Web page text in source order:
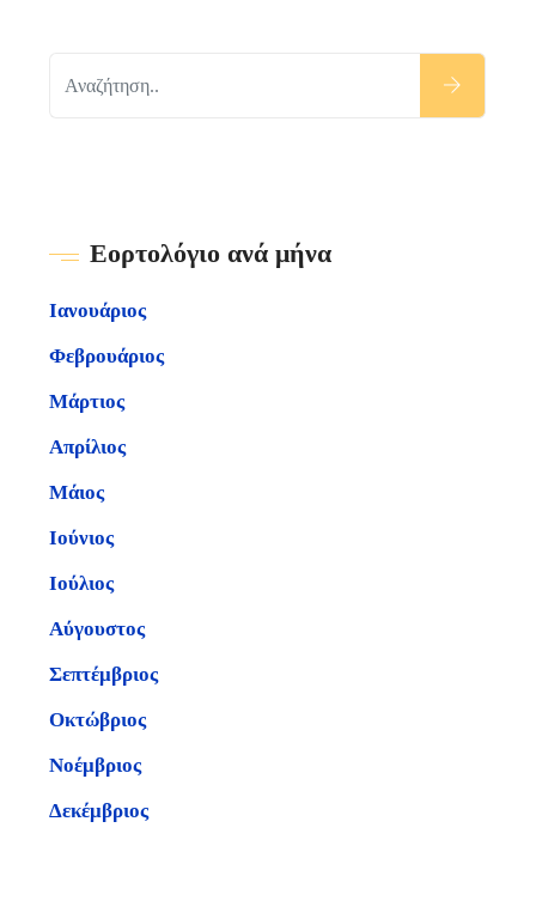
Εορτολόγιο ανά μήνα
Ιανουάριος
Φεβρουάριος
Μάρτιος
Απρίλιος
Μάιος
Ιούνιος
Ιούλιος
Αύγουστος
Σεπτέμβριος
Οκτώβριος
Νοέμβριος
Δεκέμβριος